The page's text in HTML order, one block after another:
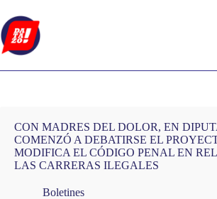
contenido
CON MADRES DEL DOLOR, EN
COMENZÓ A DEBATIRSE EL
MODIFICA EL CÓDIGO PENAL EN
LAS CARRERAS ILEGALES
Boletines